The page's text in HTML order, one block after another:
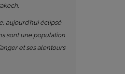
aujourd’hui éclipsé
sont une population
et ses alentours